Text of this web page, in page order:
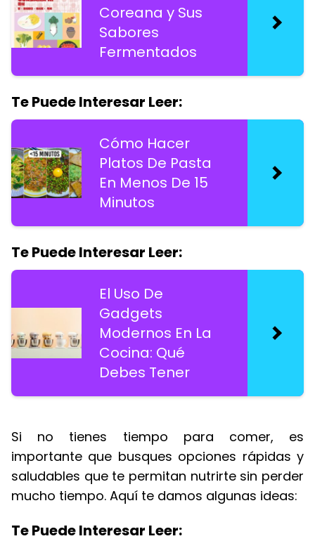
Coreana y Sus
Sabores
Fermentados
Te Puede Interesar Leer:
Cómo Hacer
Platos De Pasta
En Menos De 15
Minutos
Te Puede Interesar Leer:
El Uso De
Gadgets
Modernos En La
Cocina: Qué
Debes Tener
Si no tienes tiempo para comer, es
importante que busques opciones rápidas y
saludables que te permitan nutrirte sin perder
mucho tiempo. Aquí te damos algunas ideas:
Te Puede Interesar Leer: